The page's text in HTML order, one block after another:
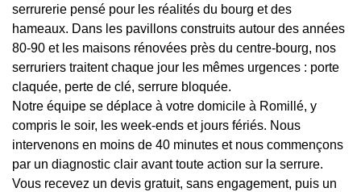
serrurerie pensé pour les réalités du bourg et des
hameaux. Dans les pavillons construits autour des années
80-90 et les maisons rénovées près du centre-bourg, nos
serruriers traitent chaque jour les mêmes urgences : porte
claquée, perte de clé, serrure bloquée.
Notre équipe se déplace à votre domicile à Romillé, y
compris le soir, les week-ends et jours fériés. Nous
intervenons en moins de 40 minutes et nous commençons
par un diagnostic clair avant toute action sur la serrure.
Vous recevez un devis gratuit, sans engagement, puis un